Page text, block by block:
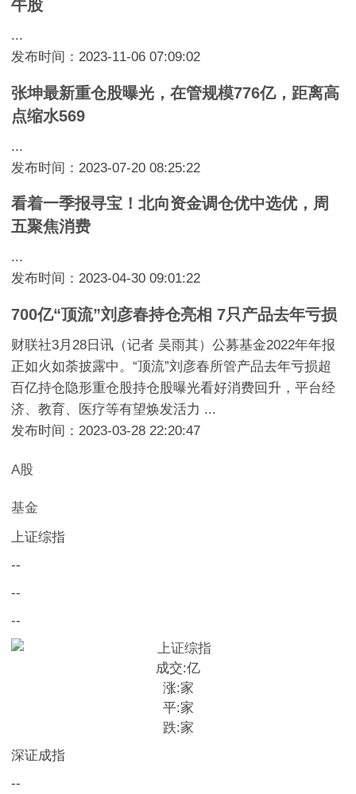
牛股
...
发布时间：2023-11-06 07:09:02
张坤最新重仓股曝光，在管规模776亿，距离高
点缩水569
...
发布时间：2023-07-20 08:25:22
看着一季报寻宝！北向资金调仓优中选优，周
五聚焦消费
...
发布时间：2023-04-30 09:01:22
700亿“顶流”刘彦春持仓亮相 7只产品去年亏损
财联社3月28日讯（记者 吴雨其）公募基金2022年年报
正如火如荼披露中。“顶流”刘彦春所管产品去年亏损超
百亿持仓隐形重仓股持仓股曝光看好消费回升，平台经
济、教育、医疗等有望焕发活力 ...
发布时间：2023-03-28 22:20:47
A股
基金
上证综指
--
--
--
成交:亿
涨:家
平:家
跌:家
深证成指
--